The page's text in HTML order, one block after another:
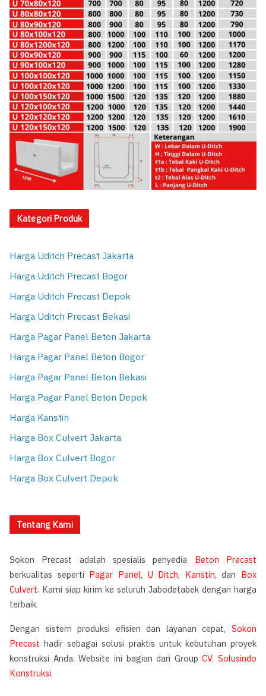
Kategori Produk
Harga Uditch Precast Jakarta
Harga Uditch Precast Bogor
Harga Uditch Precast Depok
Harga Uditch Precast Bekasi
Harga Pagar Panel Beton Jakarta
Harga Pagar Panel Beton Bogor
Harga Pagar Panel Beton Bekasi
Harga Pagar Panel Beton Depok
Harga Kanstin
Harga Box Culvert Jakarta
Harga Box Culvert Bogor
Harga Box Culvert Depok
Tentang Kami
Sokon Precast adalah spesialis penyedia Beton Precast
berkualitas seperti Pagar Panel, U Ditch, Kanstin, dan Box
Culvert. Kami siap kirim ke seluruh Jabodetabek dengan harga
terbaik.
Dengan sistem produksi efisien dan layanan cepat, Sokon
Precast hadir sebagai solusi praktis untuk kebutuhan proyek
konstruksi Anda. Website ini bagian dari GroupCV. Solusindo
Konstruksi.